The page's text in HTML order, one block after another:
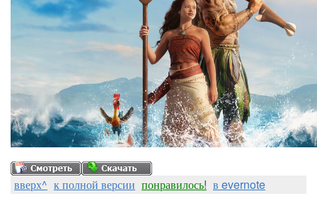
вверх^ к полной версии понравилось! в evernote